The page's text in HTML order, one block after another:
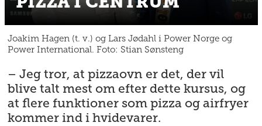
Joakim Hagen (t. v.) og Lars Jødahl i Power Norge og
Power International. Foto: Stian Sønsteng
– Jeg tror, at pizzaovn er det, der vil
blive talt mest om efter dette kursus, og
at flere funktioner som pizza og airfryer
kommer ind i hvidevarer.